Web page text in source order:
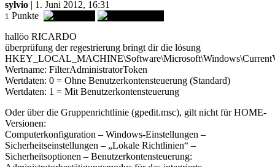
sylvio | 1. Juni 2012, 16:31
1 Punkte
hallöo RICARDO
überprüfung der regestrierung bringt dir die lösung
Wertname: FilterAdministratorToken
Wertdaten: 0 = Ohne Benutzerkontensteuerung (Standard)
Wertdaten: 1 = Mit Benutzerkontensteuerung
Oder über die Gruppenrichtlinie (gpedit.msc), gilt nicht für HOME-
Versionen:
Computerkonfiguration – Windows-Einstellungen –
Sicherheitseinstellungen – „Lokale Richtlinien“ –
Sicherheitsoptionen – Benutzerkontensteuerung: